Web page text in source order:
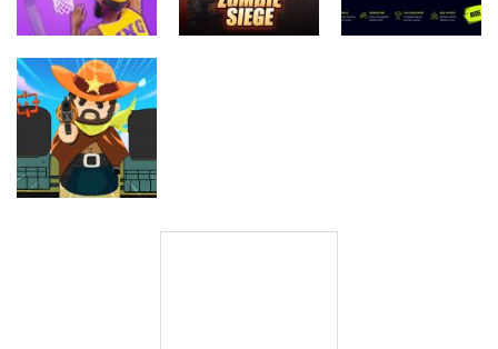
Akcijske igre
Basketball
Superstars